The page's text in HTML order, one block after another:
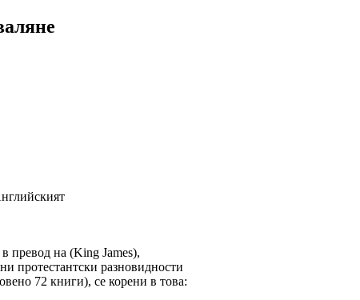
превод на (King James),
протестантски разновидности
72 книги), се корени в това: